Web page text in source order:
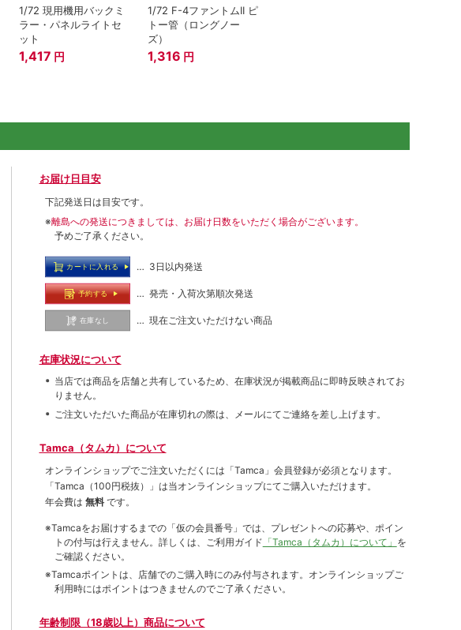
1/72 現用機用バックミ
ラー・パネルライトセ
ット
1,417 円
1/72 F-4ファントムII ピ
トー管（ロングノー
ズ）
1,316 円
お届け日目安
下記発送日は目安です。
※離島への発送につきましては、お届け日数をいただく場合がございます。
予めご了承ください。
カートに入れる … 3日以内発送
予約する … 発売・入荷次第順次発送
在庫なし … 現在ご注文いただけない商品
在庫状況について
当店では商品を店舗と共有しているため、在庫状況が掲載商品に即時反映されてお
りません。
ご注文いただいた商品が在庫切れの際は、メールにてご連絡を差し上げます。
Tamca（タムカ）について
オンラインショップでご注⽂いただくには「Tamca」会員登録が必須となります。
「Tamca （100円税抜）
」は当オンラインショップにてご購⼊いただけます。
年会費は 無料 です。
※Tamcaをお届けするまでの「仮の会員番号」では、プレゼントへの応募や、ポイン
トの付与は⾏えません。詳しくは、ご利⽤ガイド 「Tamca（タムカ）について」 を
ご確認ください。
※Tamcaポイントは、店舗でのご購⼊時にのみ付与されます。オンラインショップご
利用時にはポイントはつきませんのでご了承ください。
年齢制限（18歳以上）商品について